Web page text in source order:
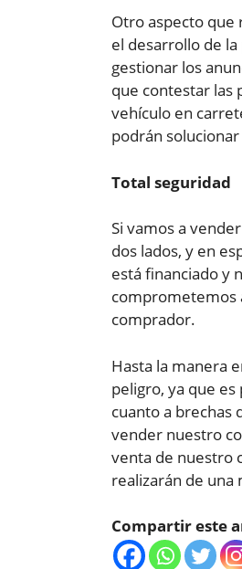
Otro aspecto
el desarrollo de
gestionar los
que contestar las
vehículo en
podrán
Total seguridad
Si vamos a
dos lados, y en
está financiado y
comprometemos
comprador.
Hasta la manera
peligro, ya que
cuanto a brechas
vender nuestro
venta de nuestro
realizarán de
Compartir este